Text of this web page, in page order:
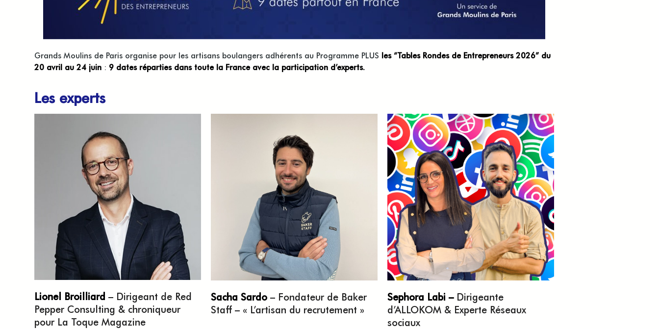
Grands Moulins de Paris organise pour les artisans boulangers adhérents au Programme PLUS les “Tables Rondes de Entrepreneurs 2026” du
20 avril au 24 juin : 9 dates réparties dans toute la France avec la participation d’experts.
Les experts
Lionel Broilliard – Dirigeant de Red
Pepper Consulting & chroniqueur
pour La Toque Magazine
Sacha Sardo– Fondateur de Baker
Staff– « L’artisan du recrutement »
Sephora Labi –Dirigeante
d’ALLOKOM & Experte Réseaux
sociaux ​